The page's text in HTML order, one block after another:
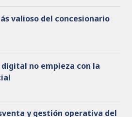
valioso del concesionario
no empieza con la
y gestión operativa del